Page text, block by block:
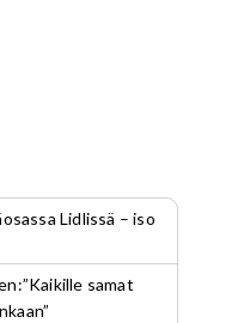
Lidlissä – iso
samat